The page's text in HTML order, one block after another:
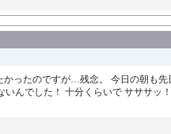
ったのですが…残念。 今日の朝も
でした！ 十分くらいで サササッ